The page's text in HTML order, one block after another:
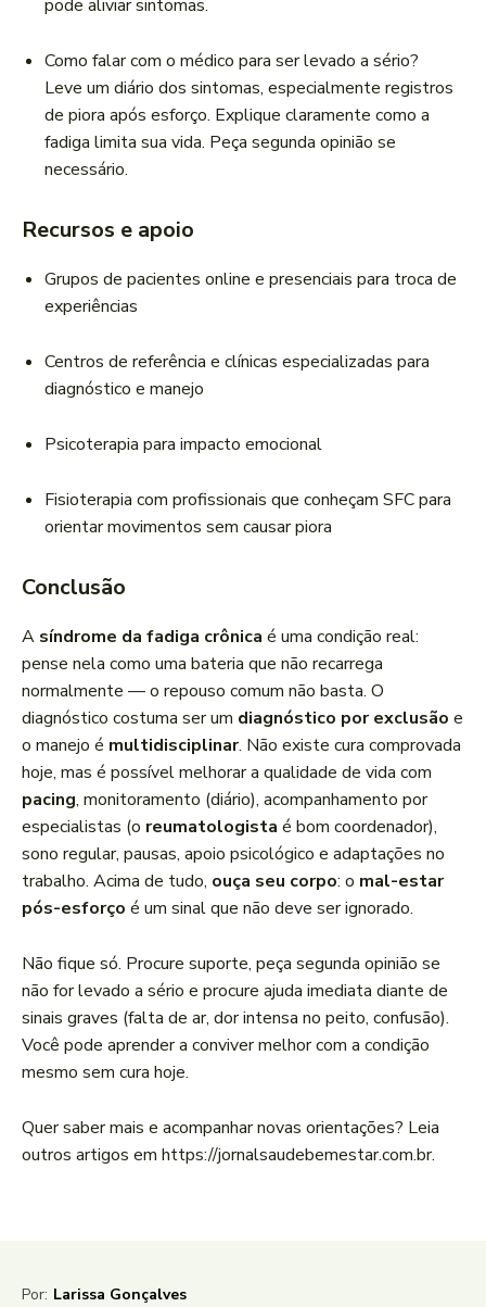
pode aliviar sintomas.
Como falar com o médico para ser levado a sério?
Leve um diário dos sintomas, especialmente registros
de piora após esforço. Explique claramente como a
fadiga limita sua vida. Peça segunda opinião se
necessário.
Recursos e apoio
Grupos de pacientes online e presenciais para troca de
experiências
Centros de referência e clínicas especializadas para
diagnóstico e manejo
Psicoterapia para impacto emocional
Fisioterapia com profissionais que conheçam SFC para
orientar movimentos sem causar piora
Conclusão
A síndrome da fadiga crônica é uma condição real:
pense nela como uma bateria que não recarrega
normalmente — o repouso comum não basta. O
diagnóstico costuma ser um diagnóstico por exclusão e
o manejo é multidisciplinar. Não existe cura comprovada
hoje, mas é possível melhorar a qualidade de vida com
pacing, monitoramento (diário), acompanhamento por
especialistas (o reumatologista é bom coordenador),
sono regular, pausas, apoio psicológico e adaptações no
trabalho. Acima de tudo, ouça seu corpo: o mal-estar
pós-esforço é um sinal que não deve ser ignorado.
Não fique só. Procure suporte, peça segunda opinião se
não for levado a sério e procure ajuda imediata diante de
sinais graves (falta de ar, dor intensa no peito, confusão).
Você pode aprender a conviver melhor com a condição
mesmo sem cura hoje.
Quer saber mais e acompanhar novas orientações? Leia
outros artigos em https://jornalsaudebemestar.com.br.
Por: Larissa Gonçalves